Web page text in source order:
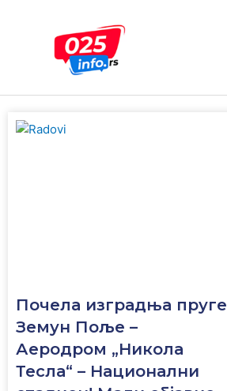
zemun polje
Почела изградња пруге
Земун Поље –
Аеродром „Никола
Тесла“ – Национални